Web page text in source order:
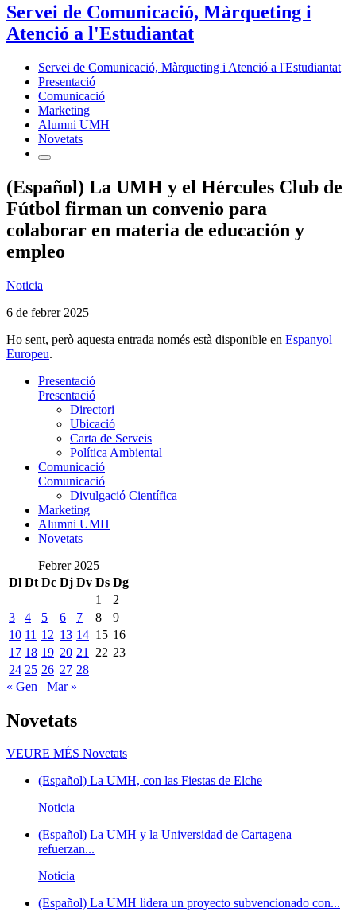
Servei de Comunicació, Màrqueting i
Atenció a l'Estudiantat
Servei de Comunicació, Màrqueting i Atenció a l'Estudiantat
Presentació
Comunicació
Marketing
Alumni UMH
Novetats
(Español) La UMH y el Hércules Club de
Fútbol firman un convenio para
colaborar en materia de educación y
empleo
Noticia
6 de febrer 2025
Ho sent, però aquesta entrada només està disponible en Espanyol
Europeu.
Presentació
Presentació
Directori
Ubicació
Carta de Serveis
Política Ambiental
Comunicació
Comunicació
Divulgació Científica
Marketing
Alumni UMH
Novetats
Febrer 2025
Dl Dt Dc Dj Dv Ds Dg
1
2
3
4 5 6 7 8
9
10 11 12 13 14 15 16
17 18 19 20 21 22 23
24 25 26 27 28
« Gen
Mar »
Novetats
VEURE MÉS Novetats
(Español) La UMH, con las Fiestas de Elche
Noticia
(Español) La UMH y la Universidad de Cartagena
refuerzan...
Noticia
(Español) La UMH lidera un proyecto subvencionado con...